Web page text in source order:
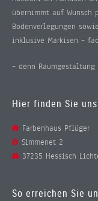
übernimmt auf
Bodenverlegungen
inklusive Markisen –
– denn
Hier finden Sie
Farbenhaus Pflüger
Simmenet 2
37235 Hessisch
So erreichen Sie